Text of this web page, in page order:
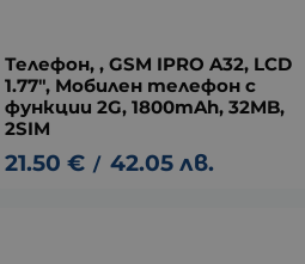
Телефон, , GSM IPRO A32, LCD
1.77", Мобилен телефон с
функции 2G, 1800mAh, 32MB,
2SIM
21.50 € / 42.05 лв.